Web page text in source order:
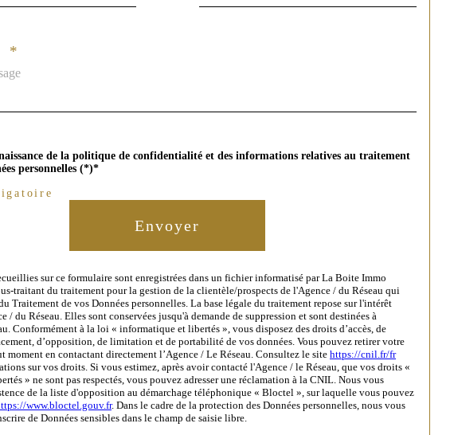
*
de la politique de confidentialité et des informations relatives au traitement
personnelles (*)*
Envoyer
sur ce formulaire sont enregistrées dans un fichier informatisé par La Boite Immo
traitant du traitement pour la gestion de la clientèle/prospects de l'Agence / du Réseau qui
Traitement de vos Données personnelles. La base légale du traitement repose sur l'intérêt
/ du Réseau. Elles sont conservées jusqu'à demande de suppression et sont destinées à
Conformément à la loi « informatique et libertés », vous disposez des droits d’accès, de
d’opposition, de limitation et de portabilité de vos données. Vous pouvez retirer votre
moment en contactant directement l’Agence / Le Réseau. Consultez le site https://cnil.fr/fr
sur vos droits. Si vous estimez, après avoir contacté l'Agence / le Réseau, que vos droits «
» ne sont pas respectés, vous pouvez adresser une réclamation à la CNIL. Nous vous
de la liste d'opposition au démarchage téléphonique « Bloctel », sur laquelle vous pouvez
www.bloctel.gouv.fr. Dans le cadre de la protection des Données personnelles, nous vous
de Données sensibles dans le champ de saisie libre.